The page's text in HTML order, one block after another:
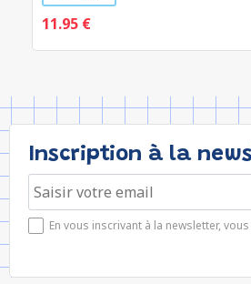
11.95 €
Inscription à la
En vous inscrivant à la newsletter,